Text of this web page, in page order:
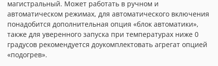
магистральный. Может работать в ручном и
автоматическом режимах, для автоматического включения
понадобится дополнительная опция «блок автоматики»,
также для уверенного запуска при температурах ниже 0
градусов рекомендуется доукомплектовать агрегат опцией
«подогрев».